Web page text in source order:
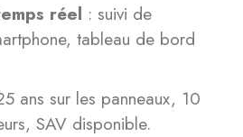
réel : suivi de
tableau de bord
ans sur les panneaux, 10
SAV disponible.